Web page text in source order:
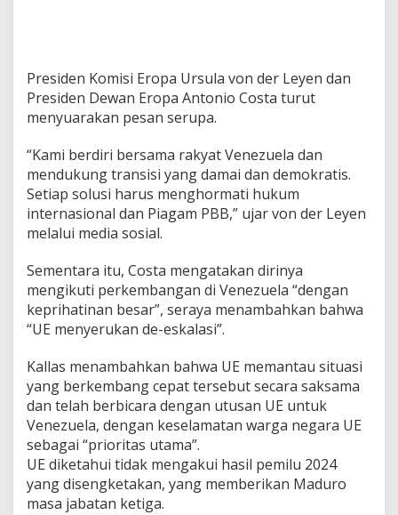
a
u
r
Presiden Komisi Eropa Ursula von der Leyen dan
Presiden Dewan Eropa Antonio Costa turut
menyuarakan pesan serupa.
“Kami berdiri bersama rakyat Venezuela dan
mendukung transisi yang damai dan demokratis.
Setiap solusi harus menghormati hukum
internasional dan Piagam PBB,” ujar von der Leyen
melalui media sosial.
Sementara itu, Costa mengatakan dirinya
mengikuti perkembangan di Venezuela “dengan
keprihatinan besar”, seraya menambahkan bahwa
“UE menyerukan de-eskalasi”.
Kallas menambahkan bahwa UE memantau situasi
yang berkembang cepat tersebut secara saksama
dan telah berbicara dengan utusan UE untuk
Venezuela, dengan keselamatan warga negara UE
sebagai “prioritas utama”.
UE diketahui tidak mengakui hasil pemilu 2024
yang disengketakan, yang memberikan Maduro
masa jabatan ketiga.